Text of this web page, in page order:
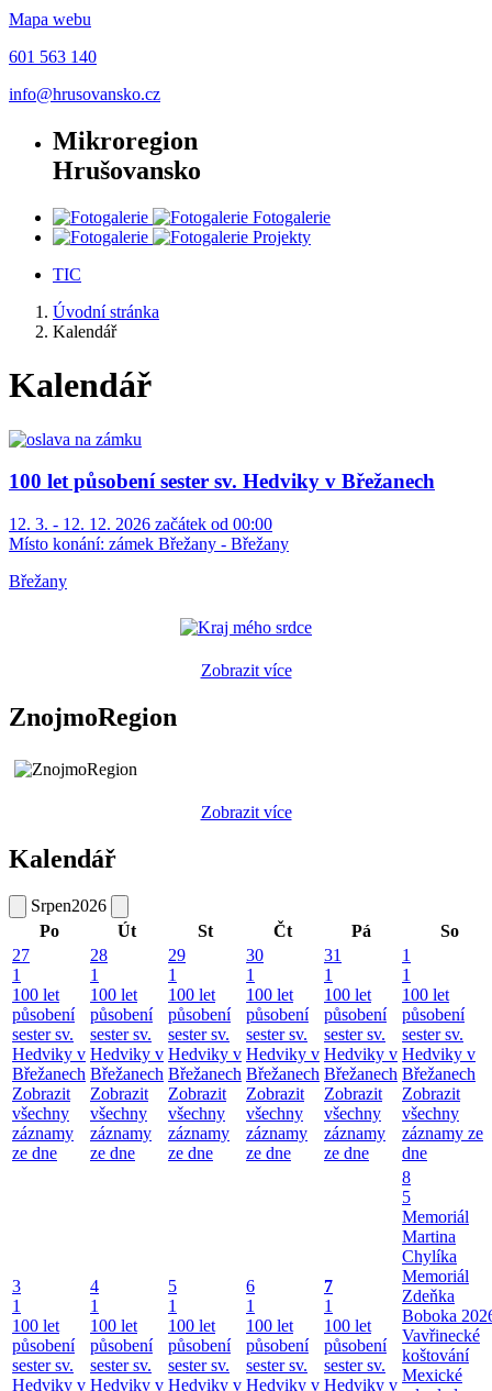
Mapa webu
601 563 140
info@hrusovansko.cz
Mikroregion
Hrušovansko
Fotogalerie
Projekty
TIC
Úvodní stránka
Kalendář
Kalendář
100 let působení sester sv. Hedviky v Břežanech
12. 3. - 12. 12. 2026 začátek od 00:00
Místo konání: zámek Břežany - Břežany
Břežany
Zobrazit více
ZnojmoRegion
Zobrazit více
Kalendář
Srpen2026
Po
Út St Čt Pá
So
27
1
100 let
působení
sester sv.
Hedviky v
Břežanech
Zobrazit
všechny
záznamy
ze dne
28
1
100 let
působení
sester sv.
Hedviky v
Břežanech
Zobrazit
všechny
záznamy
ze dne
29
1
100 let
působení
sester sv.
Hedviky v
Břežanech
Zobrazit
všechny
záznamy
ze dne
30
1
100 let
působení
sester sv.
Hedviky v
Břežanech
Zobrazit
všechny
záznamy
ze dne
31
1
100 let
působení
sester sv.
Hedviky v
Břežanech
Zobrazit
všechny
záznamy
ze dne
1
1
100 let
působení
sester sv.
Hedviky v
Břežanech
Zobrazit
všechny
záznamy ze
dne
3
1
100 let
působení
sester sv.
Hedviky v
4
1
100 let
působení
sester sv.
Hedviky v
5
1
100 let
působení
sester sv.
Hedviky v
6
1
100 let
působení
sester sv.
Hedviky v
7
1
100 let
působení
sester sv.
Hedviky v
8
5
Memoriál
Martina
Chylíka
Memoriál
Zdeňka
Boboka
Vavřinecké
koštování
Mexické